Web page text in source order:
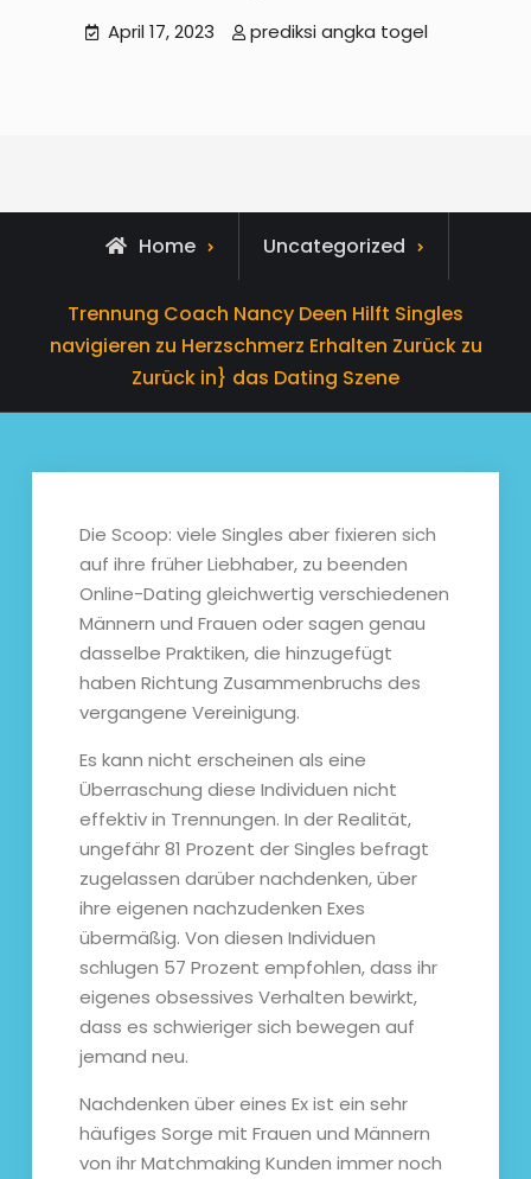
April 17, 2023 prediksi angka togel
Home Uncategorized
Trennung Coach Nancy Deen Hilft Singles
navigieren zu Herzschmerz Erhalten Zurück zu
Zurück in} das Dating Szene
Die Scoop: viele Singles aber fixieren sich
auf ihre früher Liebhaber, zu beenden
Online-Dating gleichwertig verschiedenen
Männern und Frauen oder sagen genau
dasselbe Praktiken, die hinzugefügt
haben Richtung Zusammenbruchs des
vergangene Vereinigung.
Es kann nicht erscheinen als eine
Überraschung diese Individuen nicht
effektiv in Trennungen. In der Realität,
ungefähr 81 Prozent der Singles befragt
zugelassen darüber nachdenken, über
ihre eigenen nachzudenken Exes
übermäßig. Von diesen Individuen
schlugen 57 Prozent empfohlen, dass ihr
eigenes obsessives Verhalten bewirkt,
dass es schwieriger sich bewegen auf
jemand neu.
Nachdenken über eines Ex ist ein sehr
häufiges Sorge mit Frauen und Männern
von ihr Matchmaking Kunden immer noch